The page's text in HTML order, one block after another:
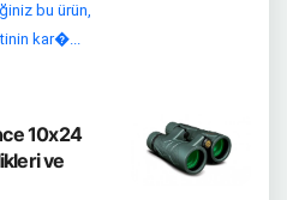
bu ürün,
kar�...
10x24
ve